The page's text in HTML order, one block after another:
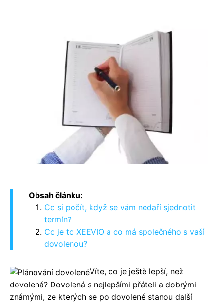
Obsah článku:
Co si počít, když se vám nedaří sjednotit
termín?
Co je to XEEVIO a co má společného s vaší
dovolenou?
Víte, co je ještě lepší, než
dovolená? Dovolená s nejlepšími přáteli a dobrými
známými, ze kterých se po dovolené stanou další